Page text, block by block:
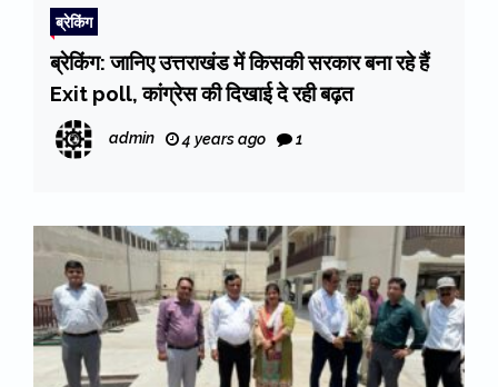
ब्रेकिंग
ब्रेकिंग: जानिए उत्तराखंड में किसकी सरकार बना रहे हैं
Exit poll, कांग्रेस की दिखाई दे रही बढ़त
admin 4 years ago 1